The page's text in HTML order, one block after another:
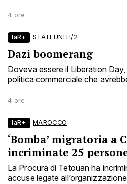
4 ore
laR+ STATI UNITI/2
Dazi boomerang
Doveva essere il Liberation Day,
politica commerciale che
4 ore
laR+ MAROCCO
‘Bomba’ migratoria a
incriminate 25
La Procura di Tetouan ha
accuse legate